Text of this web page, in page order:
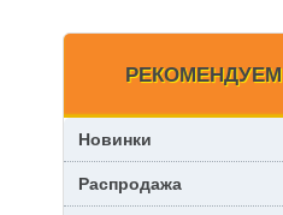
РЕКОМЕНДУЕМ
Новинки
Распродажа